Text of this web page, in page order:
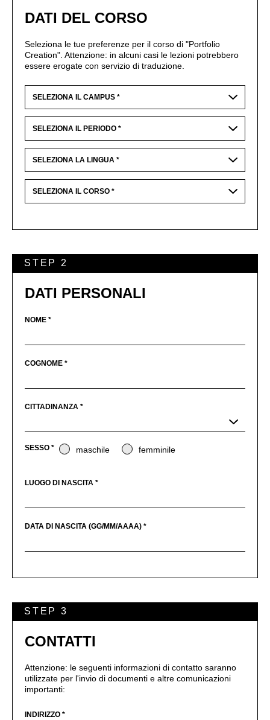
DATI DEL CORSO
Seleziona le tue preferenze per il corso di "Portfolio
Creation". Attenzione: in alcuni casi le lezioni potrebbero
essere erogate con servizio di traduzione.
STEP 2
DATI PERSONALI
NOME *
COGNOME *
CITTADINANZA *
SESSO * maschile femminile
LUOGO DI NASCITA *
DATA DI NASCITA (GG/MM/AAAA) *
STEP 3
CONTATTI
Attenzione: le seguenti informazioni di contatto saranno
utilizzate per l'invio di documenti e altre comunicazioni
importanti:
INDIRIZZO *